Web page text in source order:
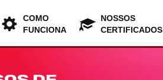
COMO
FUNCIONA
NOSSOS
CERTIFICADOS